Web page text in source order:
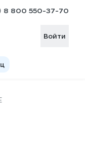
8 800 550-37-70
Войти